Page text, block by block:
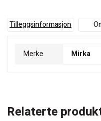
Tilleggsinformasjon
Merke Mirka
Relaterte